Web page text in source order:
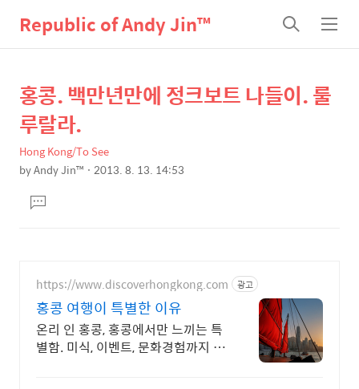
Republic of Andy Jin™
검
색
메
뉴
상
세
컨
텐
본
문
제
목
홍콩. 백만년만에 정크보트 나들이. 룰
루랄라.
Hong Kong/To See
byAndy Jin™ 2013. 8. 13. 14:53
문댓
글
https://www.discoverhongkong.com 광고
홍콩 여행이 특별한 이유
온리 인 홍콩, 홍콩에서만 느끼는 특
별함. 미식, 이벤트, 문화경험까지 알